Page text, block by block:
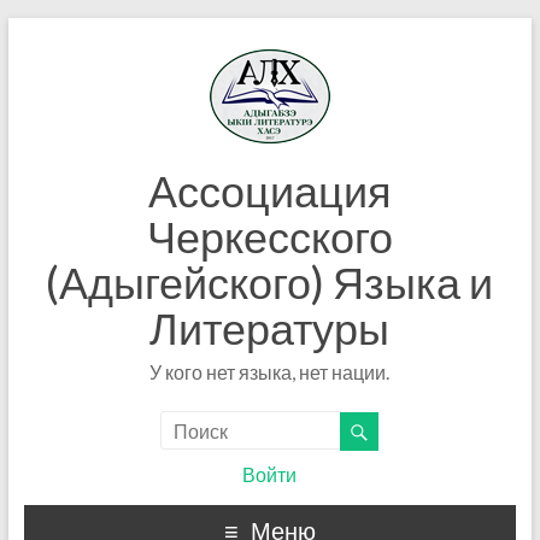
Ассоциация
Черкесского
(Адыгейского) Языка и
Литературы
У кого нет языка, нет нации.
Войти
Меню